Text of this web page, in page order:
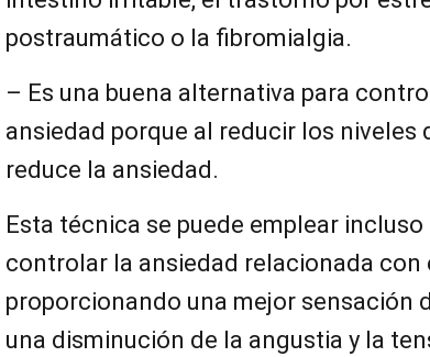
postraumático o la fibromialgia.
– Es una buena alternativa para
ansiedad porque al reducir los niveles
reduce la ansiedad.
Esta técnica se puede emplear incluso
controlar la ansiedad relacionada con
proporcionando una mejor sensación
una disminución de la angustia y la